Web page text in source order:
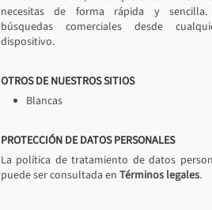
necesitas de forma rápida y
búsquedas comerciales desde
dispositivo.
OTROS DE NUESTROS SITIOS
Blancas
PROTECCIÓN DE DATOS PERSONALES
La política de tratamiento de datos
puede ser consultada en Términos legales.